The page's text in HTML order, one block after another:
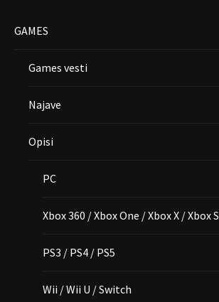
GAMES
Games vesti
Najave
Opisi
PC
Xbox 360 / Xbox One / Xbox X / Xbox S
PS3 / PS4 / PS5
Wii / Wii U / Switch